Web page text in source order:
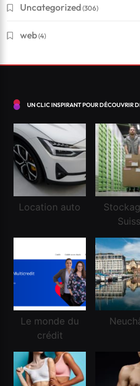
Uncategorized(306)
web(4)
UN CLIC INSPIRANT POUR DÉCOUVRIR
Location auto
Le monde du
crédit
Octobre 11, 2024
Réussir une demande
Octobre 11, 2024